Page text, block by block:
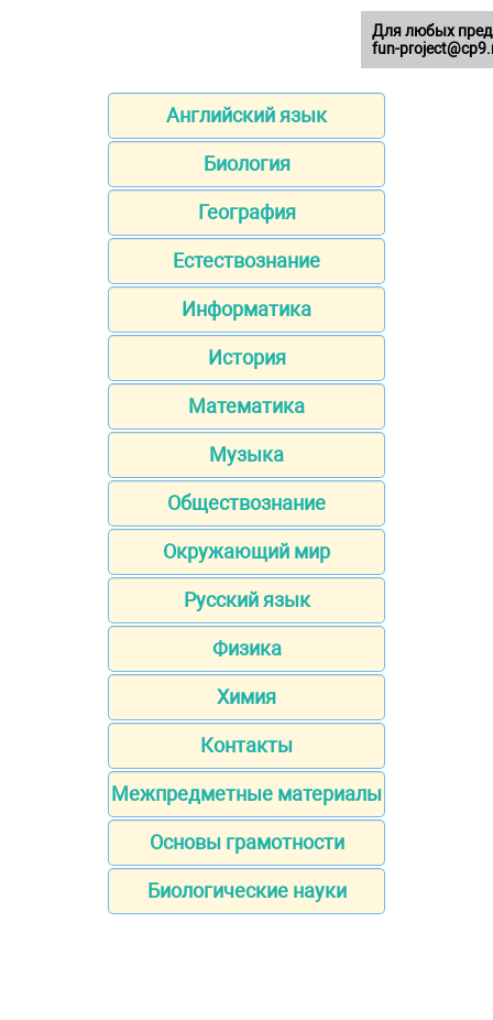
Английский язык
Биология
География
Естествознание
Информатика
История
Математика
Музыка
Обществознание
Окружающий мир
Русский язык
Физика
Химия
Контакты
Межпредметные материалы
Основы грамотности
Биологические науки
Для любых
fun-